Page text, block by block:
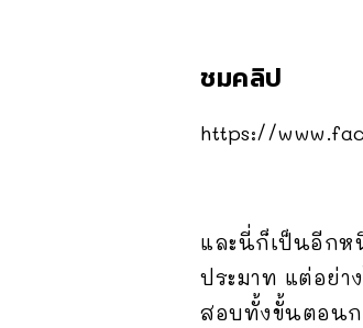
ชมคลิป
https://
และนี่ก็เป็นอีกห
ประมาท แต่อย่
สอบทั้งขั้นตอนก